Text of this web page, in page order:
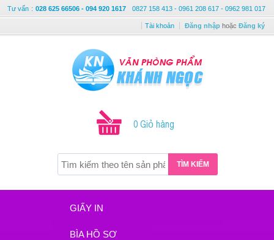
Tư vấn : 028 625 66506 - 094 920 1617 0827 158 413 - 0961 208 617 - 0962 981 017
Tài khoản Đăng nhập hoặc Đăng ký
0 Giỏ hàng
TÌM KIẾM
GIẤY IN
BÌA HỒ SƠ